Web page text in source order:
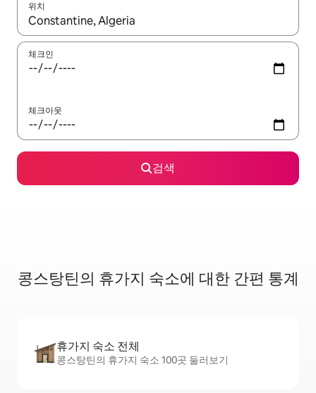
위치
결과가 나오면 위·아래 화살표 키를 사용하거나 터치 또는 스와이
체크인
체크아웃
검색
콩스탕틴의 휴가지 숙소에 대한 간편 통계
휴가지 숙소 전체
콩스탕틴의 휴가지 숙소 100곳 둘러보기